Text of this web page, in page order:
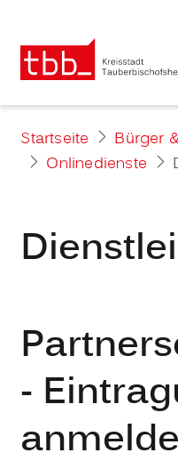
Startseite Bürger
Onlinedienste
-